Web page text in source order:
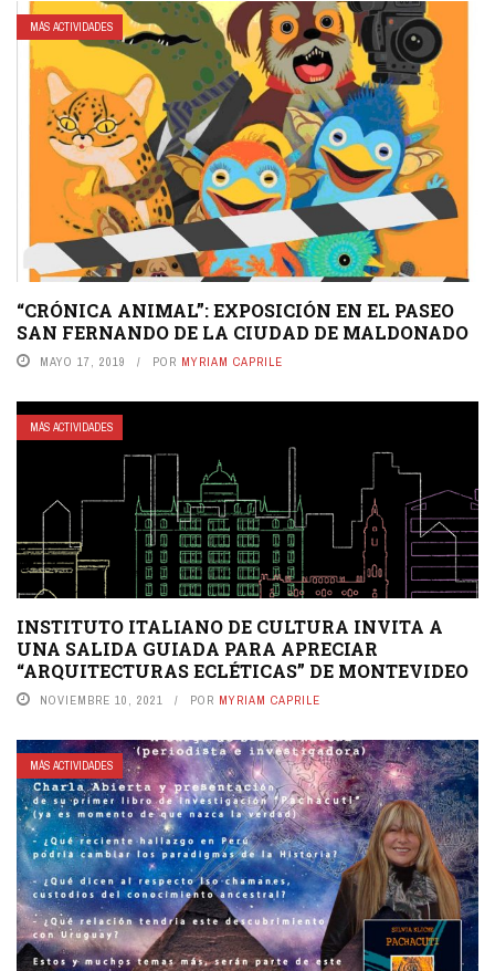
MÁS ACTIVIDADES
“CRÓNICA ANIMAL”: EXPOSICIÓN EN EL PASEO
SAN FERNANDO DE LA CIUDAD DE MALDONADO
MAYO 17, 2019 POR MYRIAM CAPRILE
MÁS ACTIVIDADES
INSTITUTO ITALIANO DE CULTURA INVITA A
UNA SALIDA GUIADA PARA APRECIAR
“ARQUITECTURAS ECLÉTICAS” DE MONTEVIDEO
NOVIEMBRE 10, 2021 POR MYRIAM CAPRILE
MÁS ACTIVIDADES